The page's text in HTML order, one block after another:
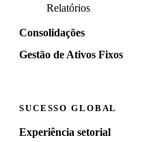
Relatórios
Consolidações
Gestão de Ativos Fixos
SUCESSO GLOBAL
Experiência setorial